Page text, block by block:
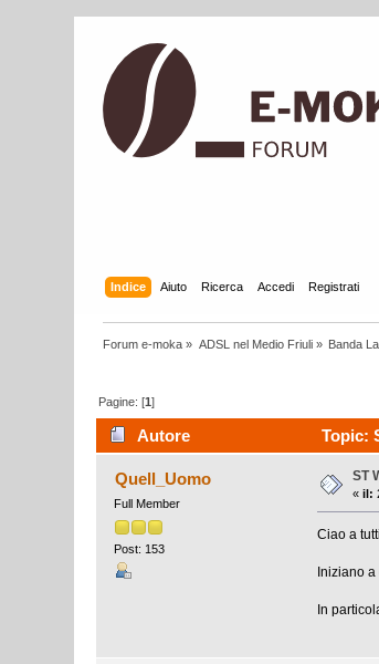
Indice Aiuto Ricerca Accedi Registrati
Forum e-moka » ADSL nel Medio Friuli» Banda
Pagine: [1]
Autore Topic:
Quell_Uomo
Full Member
Post: 153
ST
«il:
Ciao a
Iniziano
In